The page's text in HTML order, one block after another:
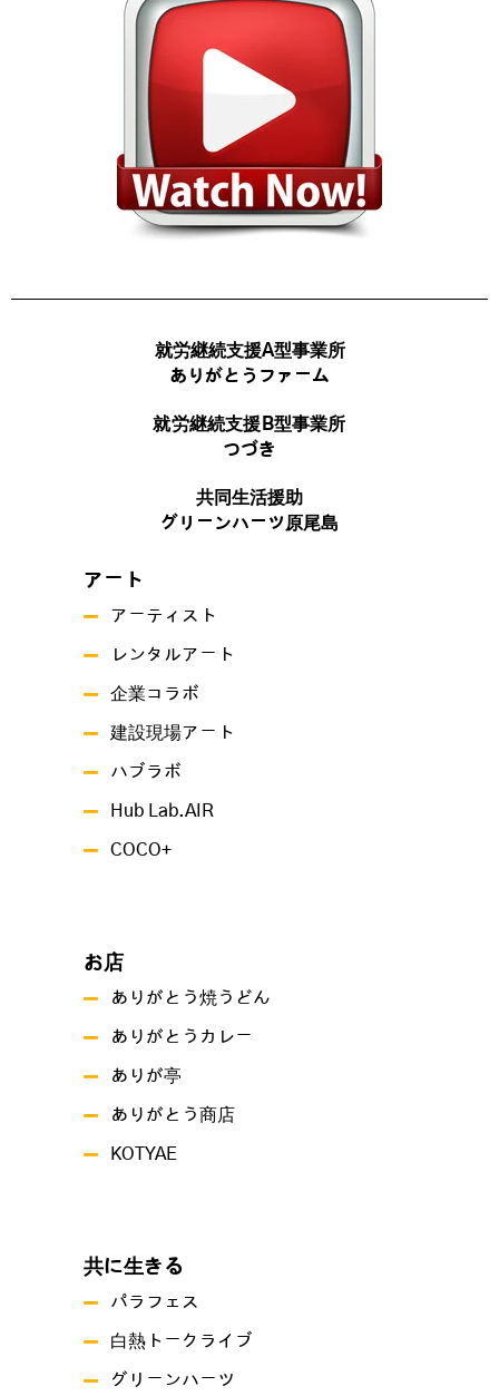
就労継続支援A型事業所
ありがとうファーム
就労継続支援B型事業所
つづき
共同生活援助
グリーンハーツ原尾島
アート
アーティスト
レンタルアート
企業コラボ
建設現場アート
ハブラボ
Hub Lab.AIR
COCO+
お店
ありがとう焼うどん
ありがとうカレー
ありが亭
ありがとう商店
KOTYAE
共に生きる
パラフェス
白熱トークライブ
グリーンハーツ